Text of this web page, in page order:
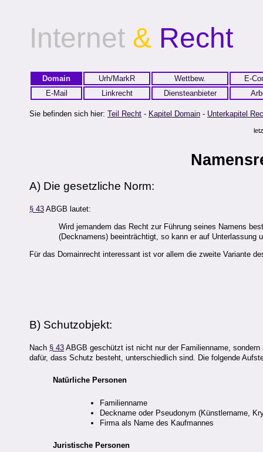
Internet & Recht
Domain Urh/MarkR Wettbew.
E-
E-Mail
Linkrecht Diensteanbieter
Sie befinden sich hier: Teil Recht - Kapitel Domain - Unterkapitel
A) Die gesetzliche Norm:
§ 43 ABGB lautet:
Wird jemandem das Recht zur Führung seines Namens
(Decknamens) beeinträchtigt, so kann er auf Unterlassung
Für das Domainrecht interessant ist vor allem die zweite Variante
B) Schutzobjekt:
Nach § 43 ABGB geschützt ist nicht nur der Familienname,
dafür, dass Schutz besteht, unterschiedlich sind. Die folgende
Natürliche Personen
Familienname
Deckname oder Pseudonym (Künstlername,
Firma als Name des Kaufmannes
Juristische Personen